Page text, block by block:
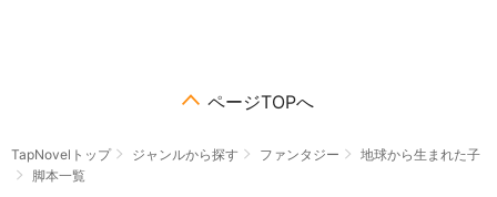
ページTOPへ
TapNovelトップ ジャンルから探す ファンタジー
地球から生まれた子
脚本一覧